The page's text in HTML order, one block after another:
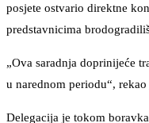
posjete ostvario direktne
predstavnicima
„Ova saradnja doprinijeće
u narednom periodu“,
Delegacija je tokom